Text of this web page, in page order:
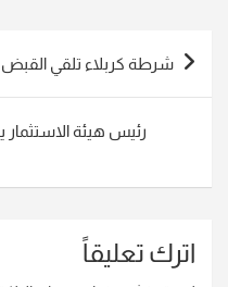
تصفّح
المقالات
شرطة كربلاء تلقي القبض
رئيس هيئة الاستثمار
اترك تعليقاً